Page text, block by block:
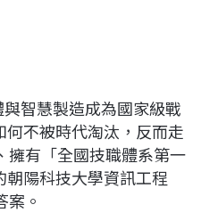
智慧製造成為國家級戰
不被時代淘汰，反而走
擁有「全國技職體系第一
陽科技大學資訊工程
。